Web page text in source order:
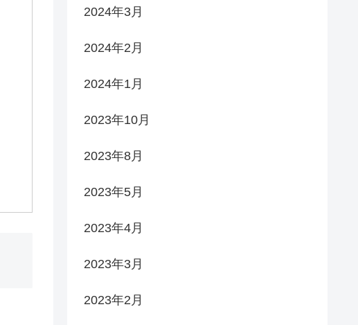
2024年3月
2024年2月
2024年1月
2023年10月
2023年8月
2023年5月
2023年4月
2023年3月
2023年2月